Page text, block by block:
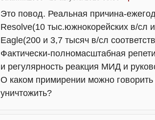
Это повод. Реальная причина-
Resolve(10 тыс.южнокорейских в/сл
Eagle(200 и 3,7 тысяч в/сл
Фактически-полномасштабная
и регулярность реакция МИД и
О каком примирении можно говорить
уничтожить?